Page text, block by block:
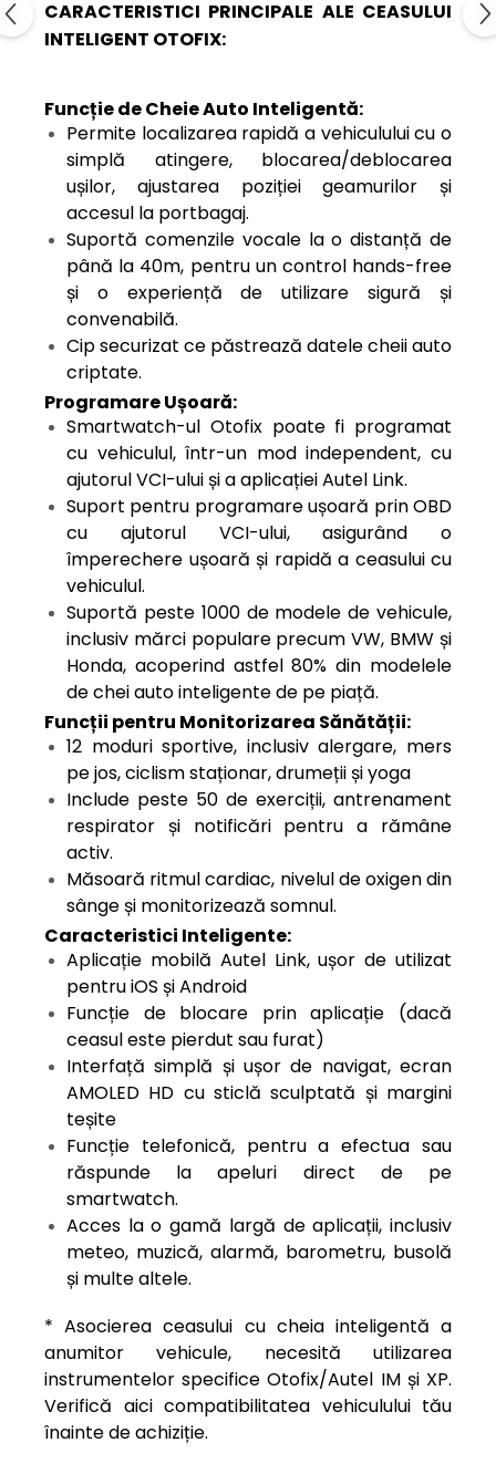
CARACTERISTICI PRINCIPALE ALE CEASULUI
INTELIGENT OTOFIX:
Funcție de Cheie Auto Inteligentă:
Permite localizarea rapidă a vehiculului cu o
simplă atingere, blocarea/deblocarea
ușilor, ajustarea poziției geamurilor și
accesul la portbagaj.
Suportă comenzile vocale la o distanță de
până la 40m, pentru un control hands-free
și o experiență de utilizare sigură și
convenabilă.
Cip securizat ce păstrează datele cheii auto
criptate.
Programare Ușoară:
Smartwatch-ul Otofix poate fi programat
cu vehiculul, într-un mod independent, cu
ajutorul VCI-ului și a aplicației Autel Link.
Suport pentru programare ușoară prin OBD
cu ajutorul VCI-ului, asigurând o
împerechere ușoară și rapidă a ceasului cu
vehiculul.
Suportă peste 1000 de modele de vehicule,
inclusiv mărci populare precum VW, BMW și
Honda, acoperind astfel 80% din modelele
de chei auto inteligente de pe piață.
Funcții pentru Monitorizarea Sănătății:
12 moduri sportive, inclusiv alergare, mers
pe jos, ciclism staționar, drumeții și yoga
Include peste 50 de exerciții, antrenament
respirator și notificări pentru a rămâne
activ.
Măsoară ritmul cardiac, nivelul de oxigen din
sânge și monitorizează somnul.
Caracteristici Inteligente:
Aplicație mobilă Autel Link, ușor de utilizat
pentru iOS și Android
Funcție de blocare prin aplicație (dacă
ceasul este pierdut sau furat)
Interfață simplă și ușor de navigat, ecran
AMOLED HD cu sticlă sculptată și margini
teșite
Funcție telefonică, pentru a efectua sau
răspunde la apeluri direct de pe
smartwatch.
Acces la o gamă largă de aplicații, inclusiv
meteo, muzică, alarmă, barometru, busolă
și multe altele.
* Asocierea ceasului cu cheia inteligentă a
anumitor vehicule, necesită utilizarea
instrumentelor specifice Otofix/Autel IM și XP.
Verifică aicicompatibilitatea vehiculului tău
înainte de achiziție.